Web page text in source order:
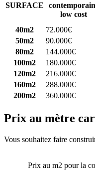
SURFACE
low cost
40m2
72.000€
50m2
90.000€
80m2
144.000€
100m2
180.000€
120m2
216.000€
160m2
288.000€
200m2
360.000€
Prix au mètre
Vous souhaitez faire
Prix au m2 pour la